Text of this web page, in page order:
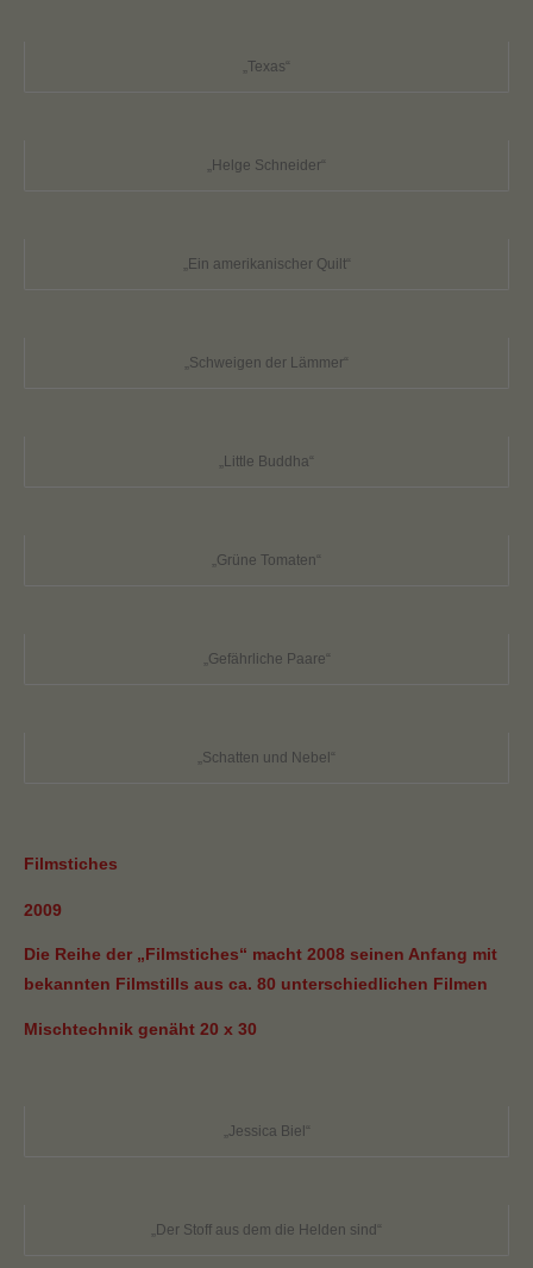
„Texas“
„Helge Schneider“
„Ein amerikanischer Quilt“
„Schweigen der Lämmer“
„Little Buddha“
„Grüne Tomaten“
„Gefährliche Paare“
„Schatten und Nebel“
Filmstiches
2009
Die Reihe der „Filmstiches“ macht 2008 seinen Anfang mit
bekannten Filmstills aus ca. 80 unterschiedlichen Filmen
Mischtechnik genäht 20 x 30
„Jessica Biel“
„Der Stoff aus dem die Helden sind“